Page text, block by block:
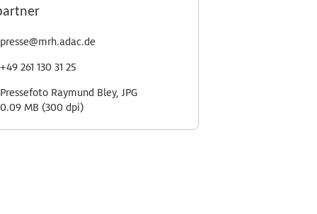
presse@mrh.adac.de
+49 261 130 31 25
Pressefoto Raymund Bley, JPG
0.09 MB (300 dpi)